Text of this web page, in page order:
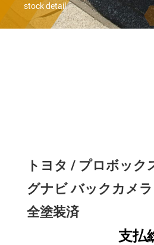
stock detail
トヨタ / プロボック
グナビ バックカメ
全塗装済
支払